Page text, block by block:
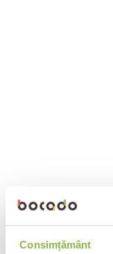
Consimțământ